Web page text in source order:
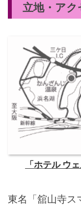
立地・ア
「ホテル ウ
東名「舘山寺ス